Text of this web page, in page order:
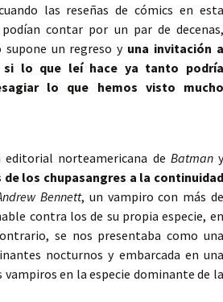
las reseñas de cómics en esta
contar por un par de decenas,
un regreso y una invitación a
si lo que leí hace ya tanto podría
lo que hemos visto mucho
norteamericana de Batmany
los chupasangres a la continuidad
Bennett, un vampiro con más de
contra los de su propia especie, en
se nos presentaba como una
nocturnos y embarcada en una
en la especie dominante de la